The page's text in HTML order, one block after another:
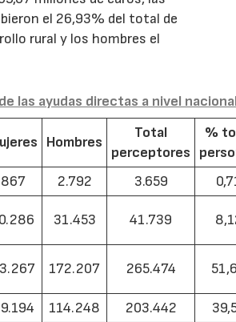
el 26,93% del total de
rural y los hombres el
las ayudas directas a nivel
Hombres
Total
perceptores
%
867 2.792 3.659
31.453 41.739
172.207 265.474
114.248 203.442